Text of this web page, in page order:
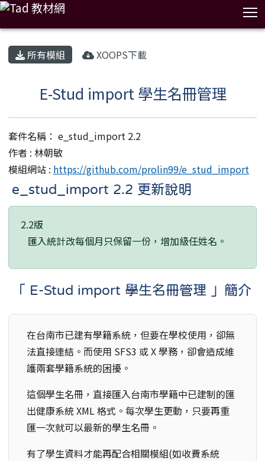
所有模組 XOOPS下載
E-Stud import 學生名冊管理
套件名稱： e_stud_import 2.2
作者 : 林朝敏
模組網站 : https://github.com/prolin99/e_stud_import
e_stud_import 2.2 更新說明
2.2版
匯入統計改每個月只保留一份，增加級任姓名。
「 E-Stud import 學生名冊管理 」簡介
在台南市已建有學籍系統，但要在學校使用，卻無
法直接連結。而使用 SFS3 或 X 學務，卻會造成維
護兩套學籍系統的困擾。
這個學生名冊，直接匯入台南市學籍中已建制的匯
出健康系統 XML 格式。每次學生更動，只要再重
匯一次就可以最新的學生名冊。
有了學生資料才能再配合相關模組(如收費系統